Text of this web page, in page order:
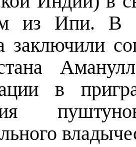
из Ипи. В
заключили
в